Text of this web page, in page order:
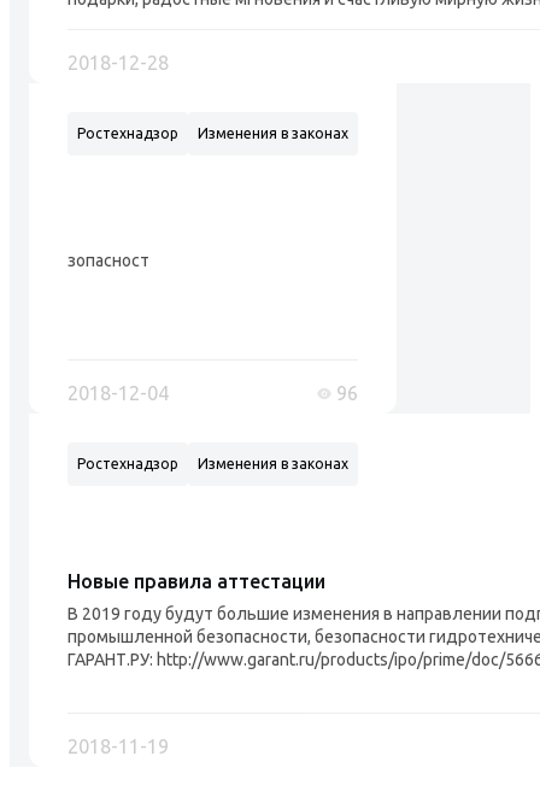
2018-12-28
Ростехнадзор Изменения в законах
зопасности
2018-12-04 96
Ростехнадзор Изменения в законах
Новые правила аттестации
В 2019 году будут большие изменения в направлении
промышленной безопасности, безопасности
ГАРАНТ.РУ: http://www.garant.ru/products/ipo/prime/doc/
2018-11-19